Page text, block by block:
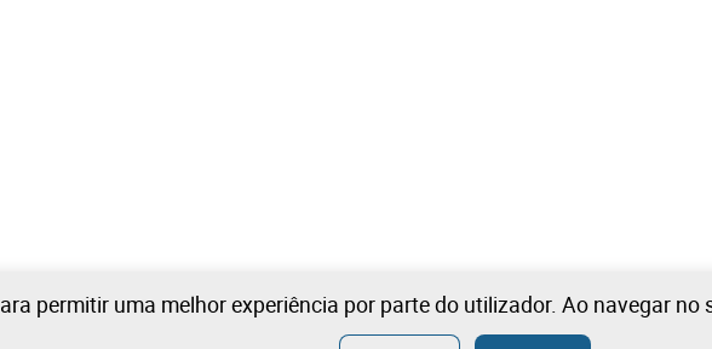
permitir uma melhor experiência por parte do utilizador. Ao navegar no